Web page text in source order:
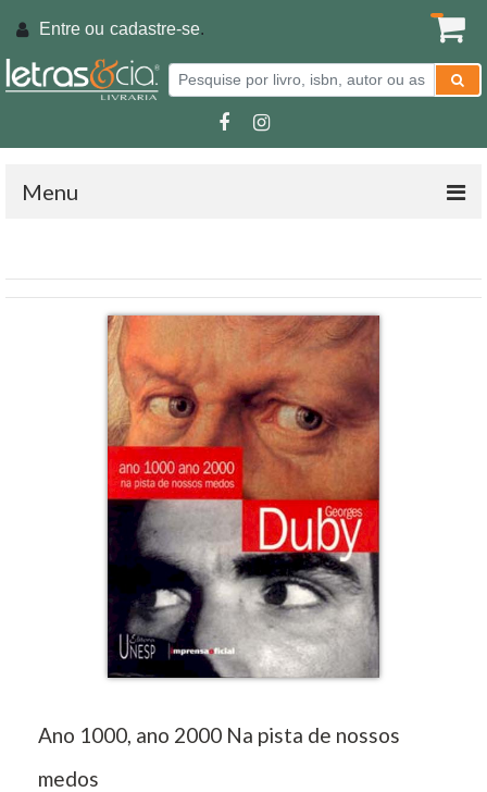
Entre ou cadastre-se.
Menu
Ano 1000, ano 2000 Na pista de nossos
medos